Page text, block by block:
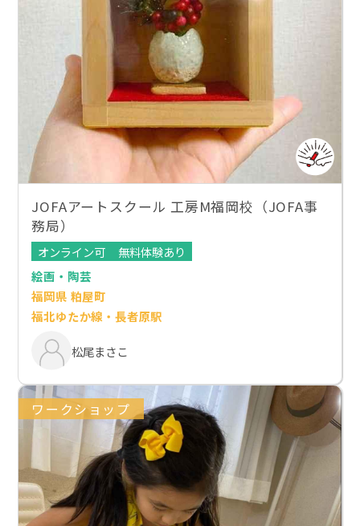
JOFAアートスクール 工房M福岡校（JOFA事
務局）
オンライン可
無料体験あり
絵画・陶芸
福岡県 粕屋町
福北ゆたか線・長者原駅
松尾まさこ
ワークショップ